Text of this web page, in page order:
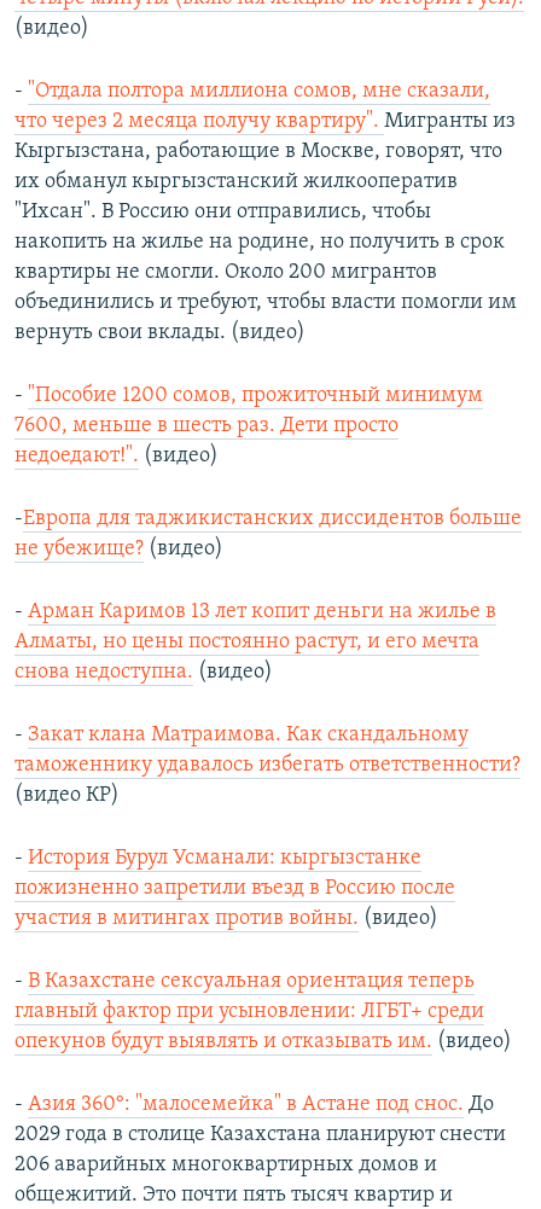
(видео)
- "Отдала полтора миллиона сомов, мне сказали,
что через 2 месяца получу квартиру". Мигранты из
Кыргызстана, работающие в Москве, говорят, что
их обманул кыргызстанский жилкооператив
"Ихсан". В Россию они отправились, чтобы
накопить на жилье на родине, но получить в срок
квартиры не смогли. Около 200 мигрантов
объединились и требуют, чтобы власти помогли им
вернуть свои вклады. (видео)
- "Пособие 1200 сомов, прожиточный минимум
7600, меньше в шесть раз. Дети просто
недоедают!". (видео)
-Европа для таджикистанских диссидентов больше
не убежище? (видео)
- Арман Каримов 13 лет копит деньги на жилье в
Алматы, но цены постоянно растут, и его мечта
снова недоступна. (видео)
- Закат клана Матраимова. Как скандальному
таможеннику удавалось избегать ответственности?
(видео КР)
- История Бурул Усманали: кыргызстанке
пожизненно запретили въезд в Россию после
участия в митингах против войны. (видео)
- В Казахстане сексуальная ориентация теперь
главный фактор при усыновлении: ЛГБТ+ среди
опекунов будут выявлять и отказывать им. (видео)
- Азия 360°: "малосемейка" в Астане под снос. До
2029 года в столице Казахстана планируют снести
206 аварийных многоквартирных домов и
общежитий. Это почти пять тысяч квартир и